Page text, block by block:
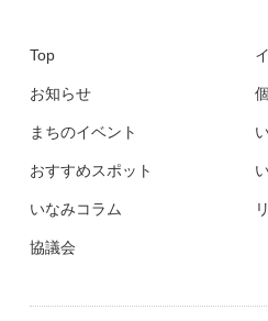
Top
お知らせ
まちのイベント
おすすめスポット
いなみコラム
協議会